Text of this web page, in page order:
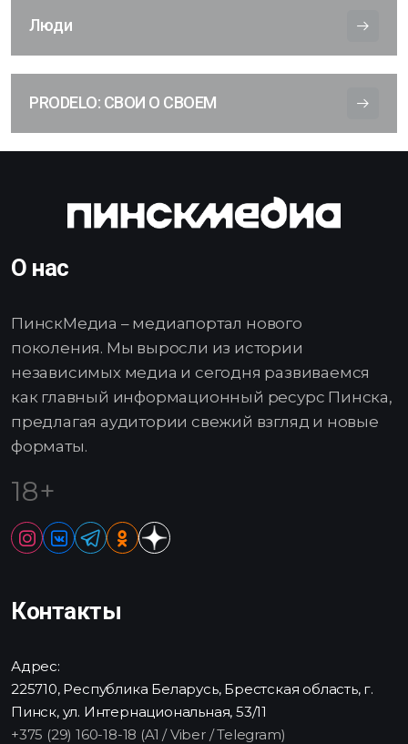
Люди
PRODELO: СВОИ О СВОЕМ
О нас
ПинскМедиа – медиапортал нового
поколения. Мы выросли из истории
независимых медиа и сегодня развиваемся
как главный информационный ресурс Пинска,
предлагая аудитории свежий взгляд и новые
форматы.
18+
Контакты
Адрес:
225710, Республика Беларусь, Брестская область, г.
Пинск, ул. Интернациональная, 53/11
+375 (29) 160-18-18 (A1 / Viber / Telegram)